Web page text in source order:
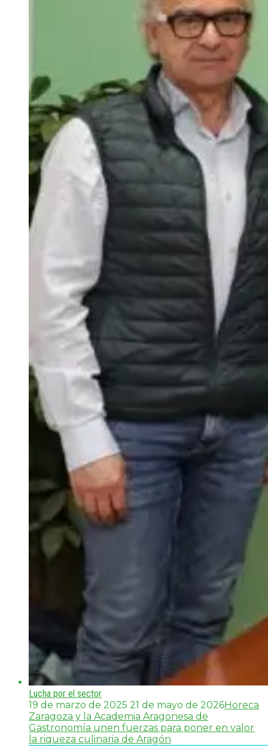
Lucha por el sector
19 de marzo de 2025 21 de mayo de 2026Horeca
Zaragoza y la Academia Aragonesa de
Gastronomía unen fuerzas para poner en valor
la riqueza culinaria de Aragón